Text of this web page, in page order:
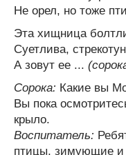
Не орел, но тоже
Эта хищница
Суетлива,
А зовут ее ...
Сорока: Какие вы
Вы пока
крыло.
Воспитатель:
птицы, зимующие и